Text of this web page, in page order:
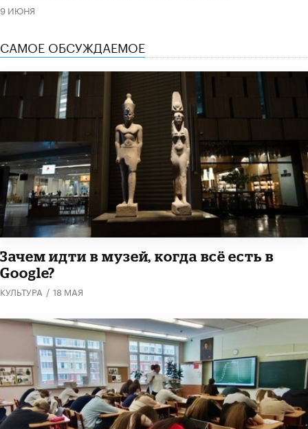
9 ИЮНЯ
САМОЕ ОБСУЖДАЕМОЕ
​Зачем идти в музей, когда всё есть в
Google?
КУЛЬТУРА / 18 МАЯ